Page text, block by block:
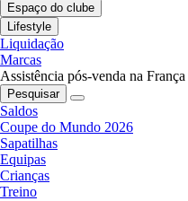
Espaço do clube
Lifestyle
Liquidação
Marcas
Assistência pós-venda na França
Pesquisar
Saldos
Coupe do Mundo 2026
Sapatilhas
Equipas
Crianças
Treino